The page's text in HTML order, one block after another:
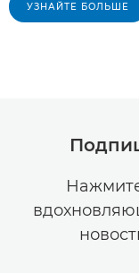
УЗНАЙТЕ БОЛЬШЕ